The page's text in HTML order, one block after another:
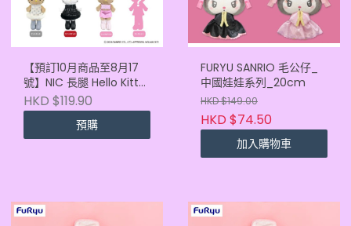
【預訂10月商品至8月17
號】NIC 長腿 Hello Kitty
盲盒 mini 版 (單盒)
HKD $119.90
預購
FURYU SANRIO 毛公仔_
中國娃娃系列_20cm
HKD $149.00
HKD $74.50
加入購物車